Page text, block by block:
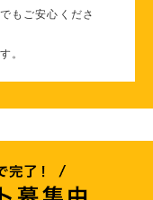
もご安心くださ
。